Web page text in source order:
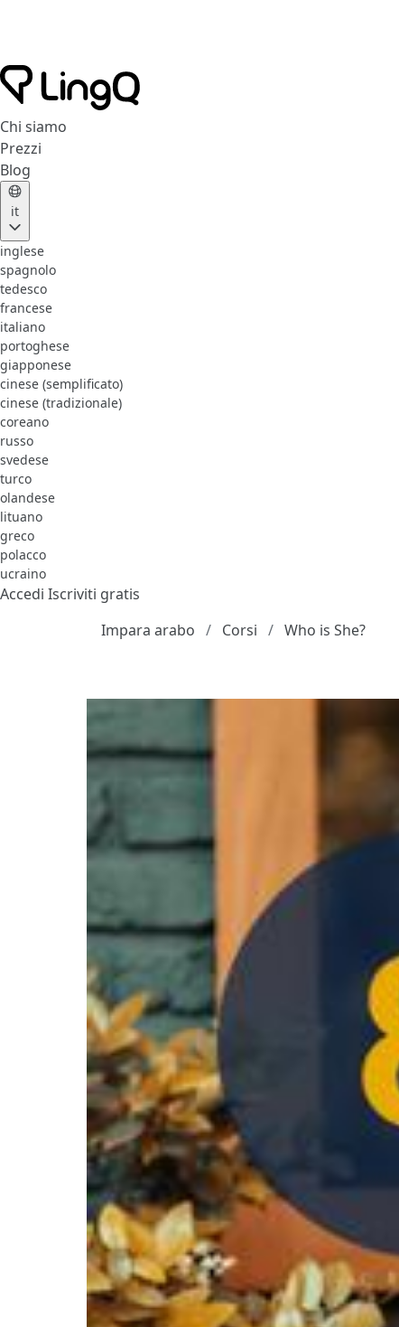
Chi siamo
Prezzi
Blog
it
inglese
spagnolo
tedesco
francese
italiano
portoghese
giapponese
cinese (semplificato)
cinese (tradizionale)
coreano
russo
svedese
turco
olandese
lituano
greco
polacco
ucraino
Accedi Iscriviti gratis
Impara arabo
Corsi Who is She?